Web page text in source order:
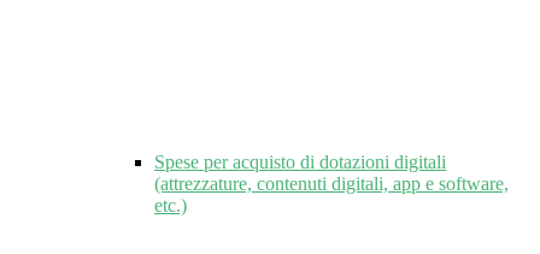
Spese per acquisto di dotazioni digitali
(attrezzature, contenuti digitali, app e software,
etc.)